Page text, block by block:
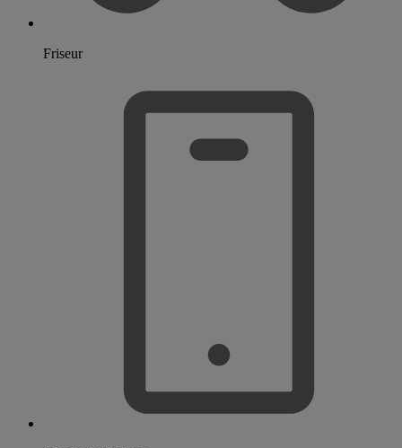
Friseur